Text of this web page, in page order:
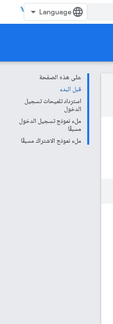
على هذه الصفحة
قبل البدء
استرداد تلميحات تسجيل
الدخول
ملء نموذج تسجيل الدخول
مسبقًا
ملء نموذج الاشتراك مسبقًا